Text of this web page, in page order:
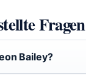
Fragen
Bailey?